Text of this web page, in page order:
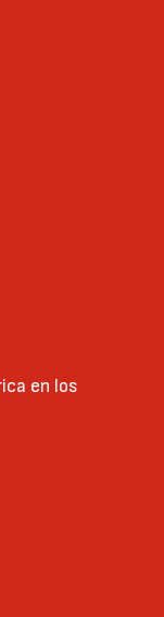
en los